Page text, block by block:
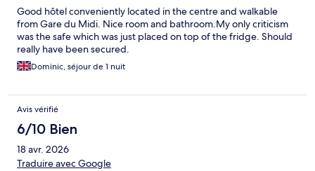
Good hôtel conveniently located in the centre and walkable
from Gare du Midi. Nice room and bathroom.My only criticism
was the safe which was just placed on top of the fridge. Should
really have been secured.
Dominic, séjour de 1 nuit
Avis vérifié
6/10 Bien
18 avr. 2026
Traduire avec Google